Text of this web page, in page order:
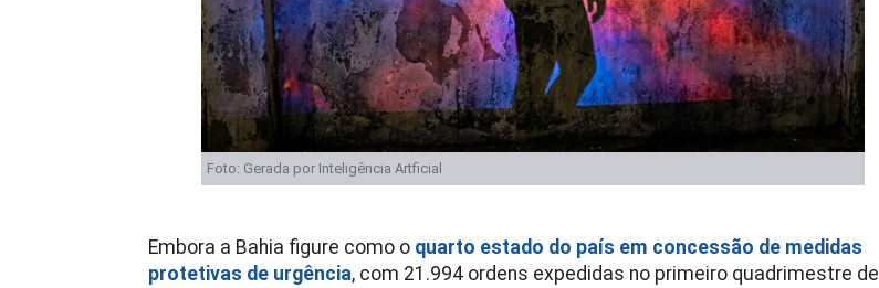
Foto: Gerada por Inteligência Artficial
Embora a Bahia figure como o quarto estado do país em concessão de medidas
protetivas de urgência, com 21.994 ordens expedidas no primeiro quadrimestre de